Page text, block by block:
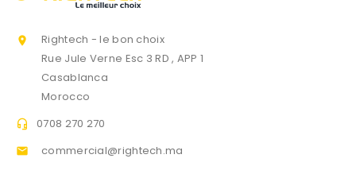

Rightech - le bon choix
Rue Jule Verne Esc 3 RD , APP 1
Casablanca
Morocco
 0708 270 270
 commercial@rightech.ma